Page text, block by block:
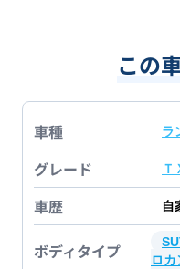
この
車種 ラ
グレード Ｔ
車歴 自
ボディタイプ
ロカ